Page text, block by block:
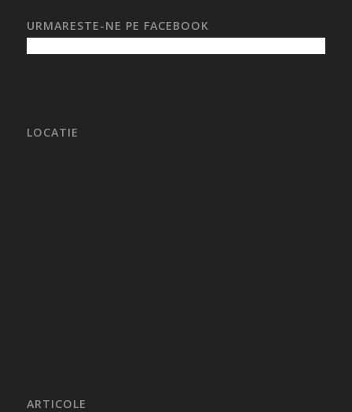
URMARESTE-NE PE FACEBOOK
LOCATIE
ARTICOLE